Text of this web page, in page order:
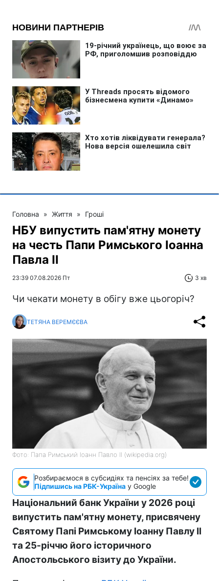
Головна » Життя » Гроші
НБУ випустить пам'ятну монету
на честь Папи Римського Іоанна
Павла II
23:39 07.08.2026 Пт 3 хв
Чи чекати монету в обігу вже цьогоріч?
ТЕТЯНА ВЕРЕМЄЄВА
Фото: Папа Римський Іоанн Павло II (wikipedia.org)
Розбираємося в субсидіях та пенсіях за тебе!
Підпишись на РБК-Україна у Google
Національний банк України у 2026 році
випустить пам'ятну монету, присвячену
Святому Папі Римському Іоанну Павлу II
та 25-річчю його історичного
Апостольського візиту до України.